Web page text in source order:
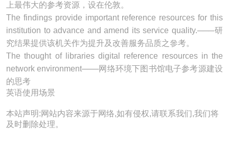
上最伟大的参考资源，设在伦敦。
The findings provide important reference resources for this
institution to advance and amend its service quality.───研
究结果提供该机关作为提升及改善服务品质之參考。
The thought of libraries digital reference resourcesin the
network environment───网络环境下图书馆电子参考源建设
的思考
英语使用场景
本站声明:网站内容来源于网络,如有侵权,请联系我们,我们将
及时删除处理。